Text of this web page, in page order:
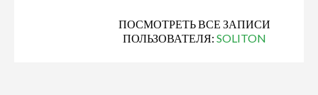
ПОСМОТРЕТЬ ВСЕ ЗАПИСИ
ПОЛЬЗОВАТЕЛЯ: SOLITON